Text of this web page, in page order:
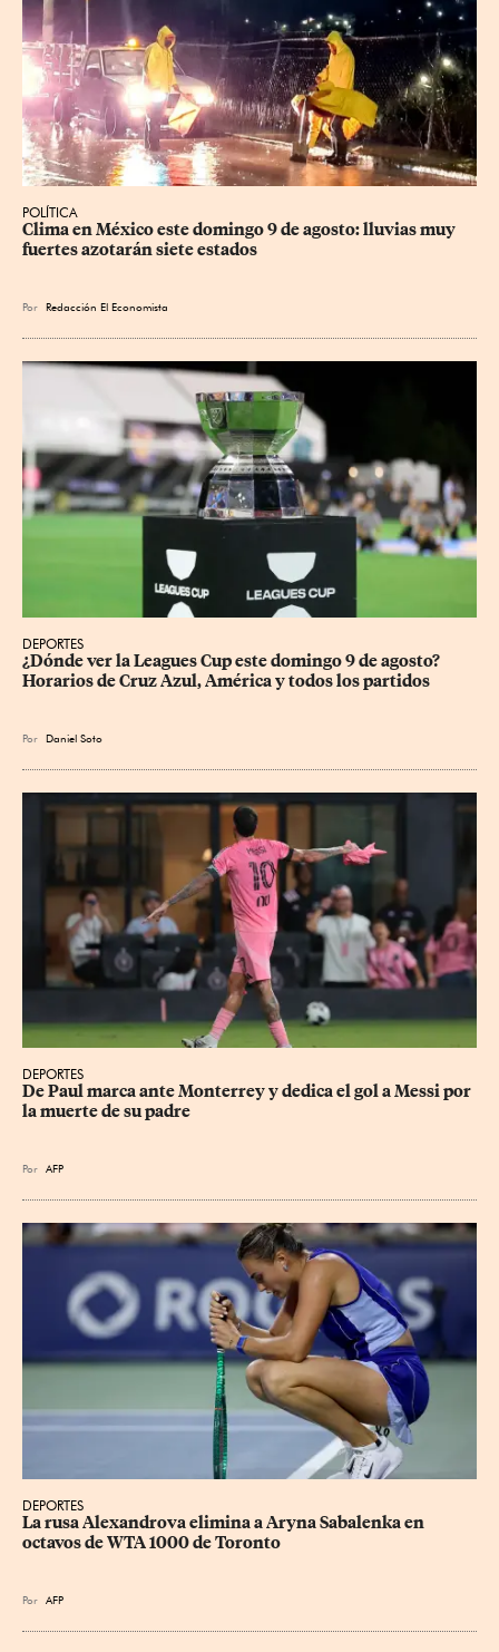
POLÍTICA
Clima en México este domingo 9 de agosto: lluvias muy
fuertes azotarán siete estados
Por Redacción El Economista
DEPORTES
¿Dónde ver la Leagues Cup este domingo 9 de agosto?
Horarios de Cruz Azul, América y todos los partidos
Por Daniel Soto
DEPORTES
De Paul marca ante Monterrey y dedica el gol a Messi por
la muerte de su padre
Por AFP
DEPORTES
La rusa Alexandrova elimina a Aryna Sabalenka en
octavos de WTA 1000 de Toronto
Por AFP